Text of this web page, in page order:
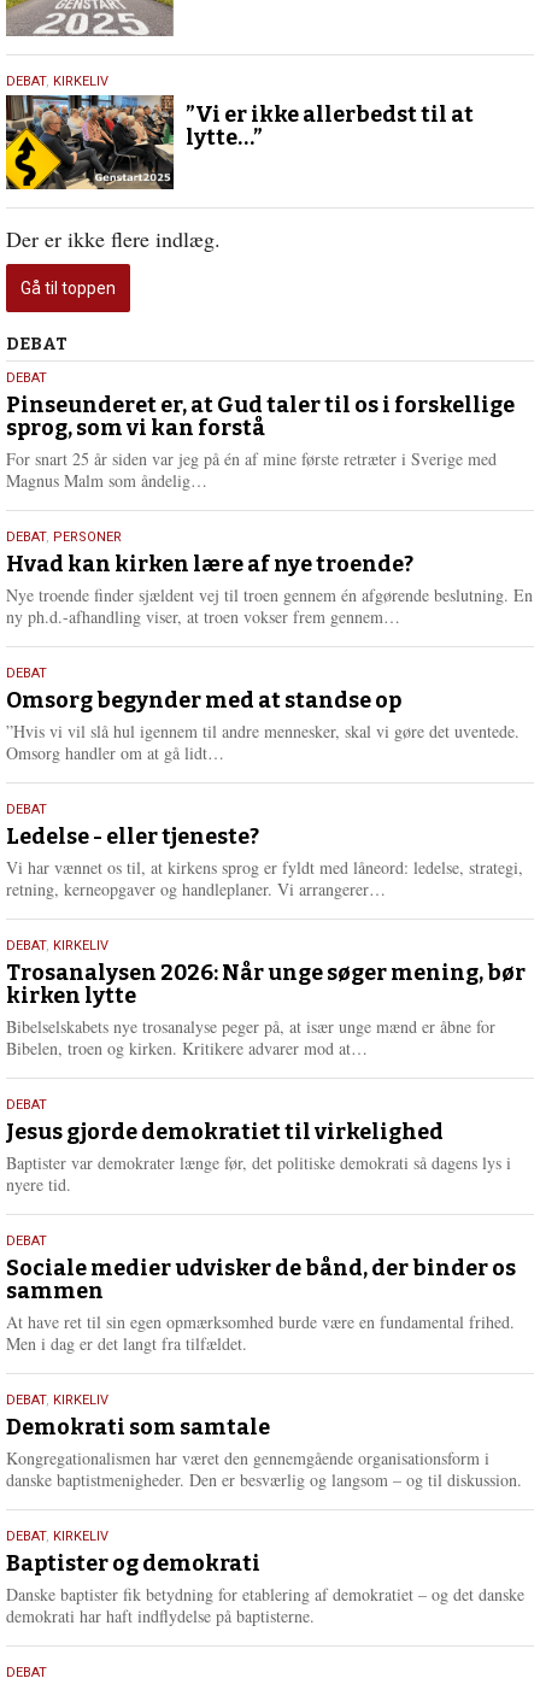
2.
februar
2025
DEBAT, KIRKELIV
”Vi er ikke allerbedst til at
lytte…”
Der er ikke flere indlæg.
Gå til toppen
Debat
DEBAT
5.
august
2026
DEBAT
Pinseunderet er, at Gud taler til os i forskellige
sprog, som vi kan forstå
For snart 25 år siden var jeg på én af mine første retræter i Sverige med
Magnus Malm som åndelig…
e
r
e
25.
juli
2026
DEBAT, PERSONER
Hvad kan kirken lære af nye troende?
Nye troende finder sjældent vej til troen gennem én afgørende beslutning. En
ny ph.d.-afhandling viser, at troen vokser frem gennem…
e
r
e
9.
juli
2026
DEBAT
Omsorg begynder med at standse op
”Hvis vi vil slå hul igennem til andre mennesker, skal vi gøre det uventede.
Omsorg handler om at gå lidt…
e
r
e
10.
juni
2026
DEBAT
Ledelse - eller tjeneste?
Vi har vænnet os til, at kirkens sprog er fyldt med låneord: ledelse, strategi,
retning, kerneopgaver og handleplaner. Vi arrangerer…
e
2.
juni
2026
DEBAT, KIRKELIV
Trosanalysen 2026: Når unge søger mening, bør
kirken lytte
Bibelselskabets nye trosanalyse peger på, at især unge mænd er åbne for
Bibelen, troen og kirken. Kritikere advarer mod at…
e
r
e
18.
maj
2026
DEBAT
Jesus gjorde demokratiet til virkelighed
Baptister var demokrater længe før, det politiske demokrati så dagens lys i
nyere tid.
18.
maj
2026
DEBAT
Sociale medier udvisker de bånd, der binder os
sammen
At have ret til sin egen opmærksomhed burde være en fundamental frihed.
Men i dag er det langt fra tilfældet.
18.
maj
2026
DEBAT, KIRKELIV
Demokrati som samtale
Kongregationalismen har været den gennemgående organisationsform i
danske baptistmenigheder. Den er besværlig og langsom – og til diskussion.
18.
maj
2026
DEBAT, KIRKELIV
Baptister og demokrati
Danske baptister fik betydning for etablering af demokratiet – og det danske
demokrati har haft indflydelse på baptisterne.
18.
DEBAT